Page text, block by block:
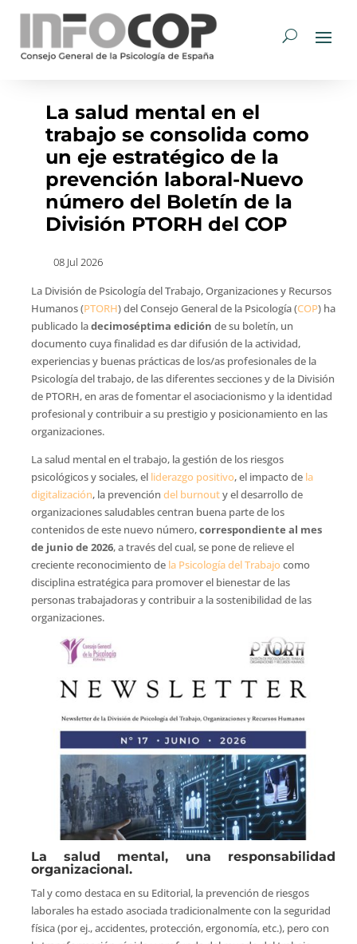
La salud mental en el
trabajo se consolida como
un eje estratégico de la
prevención laboral-Nuevo
número del Boletín de la
División PTORH del COP
08 Jul 2026
La División de Psicología del Trabajo, Organizaciones y Recursos
Humanos (PTORH) del Consejo General de la Psicología (COP) ha
publicado ladecimoséptima edición de su boletín, un
documento cuya finalidad es dar difusión de la actividad,
experiencias y buenas prácticas de los/as profesionales de la
Psicología del trabajo, de las diferentes secciones y de la División
de PTORH, en aras de fomentar el asociacionismo y la identidad
profesional y contribuir a su prestigio y posicionamiento en las
organizaciones.
La salud mental en el trabajo, la gestión de los riesgos
psicológicos y sociales, el liderazgo positivo, el impacto de la
digitalización, la prevención del burnouty el desarrollo de
organizaciones saludables centran buena parte de los
contenidos de este nuevo número,correspondiente al mes
de junio de 2026, a través del cual, se pone de relieve el
creciente reconocimiento de la Psicología del Trabajo como
disciplina estratégica para promover el bienestar de las
personas trabajadoras y contribuir a la sostenibilidad de las
organizaciones.
La salud mental, una responsabilidad
organizacional.
Tal y como destaca en su Editorial, la prevención de riesgos
laborales ha estado asociada tradicionalmente con la seguridad
física (por ej., accidentes, protección, ergonomía, etc.), pero con